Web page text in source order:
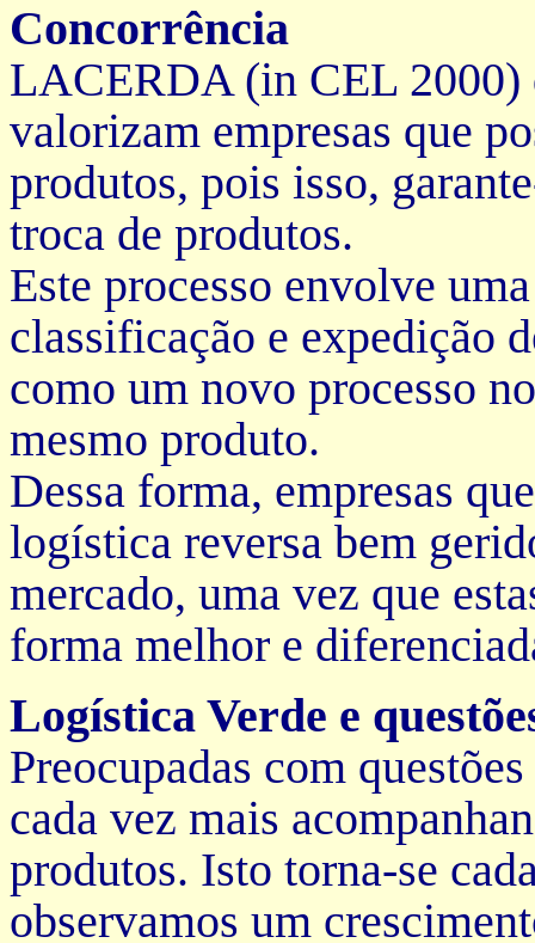
Concorrência
LACERDA (in CEL 2000)
valorizam empresas que
produtos, pois isso,
troca de produtos.
Este processo envolve
classificação e expedição
como um novo processo
mesmo produto.
Dessa forma, empresas
logística reversa bem
mercado, uma vez que
forma melhor e
Logística Verde e
Preocupadas com
cada vez mais
produtos. Isto torna-se
observamos um